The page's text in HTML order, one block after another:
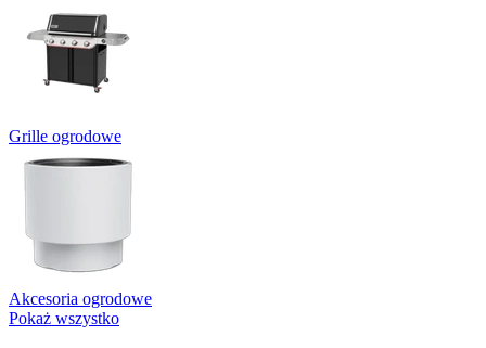
Grille ogrodowe
Akcesoria ogrodowe
Pokaż wszystko